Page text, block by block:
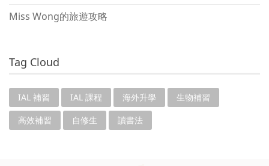
Miss Wong的旅遊攻略
Tag Cloud
IAL 補習 IAL 課程 海外升學
生物補習
高效補習
自修生 讀書法